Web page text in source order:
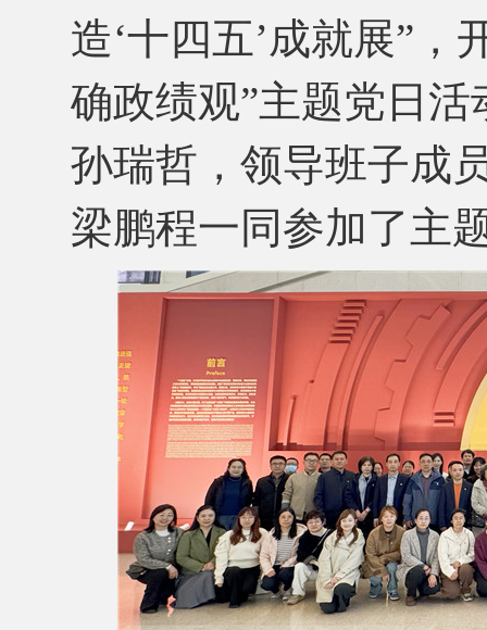
造‘十四五’成就展”，
确政绩观”主题党日
孙瑞哲，领导班子成
梁鹏程一同参加了